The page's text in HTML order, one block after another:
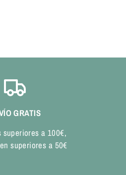
GRATIS
superiores a 100€,
superiores a 50€